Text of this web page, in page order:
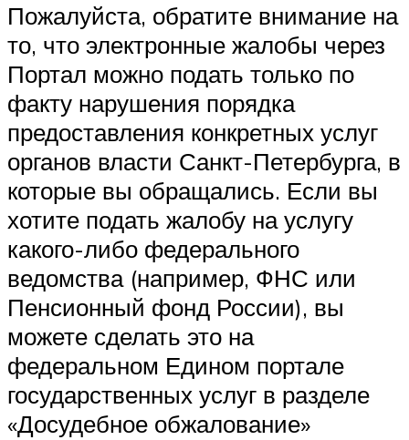
Пожалуйста, обратите внимание на
то, что электронные жалобы через
Портал можно подать только по
факту нарушения порядка
предоставления конкретных услуг
органов власти Санкт-Петербурга, в
которые вы обращались. Если вы
хотите подать жалобу на услугу
какого-либо федерального
ведомства (например, ФНС или
Пенсионный фонд России), вы
можете сделать это на
федеральном Едином портале
государственных услуг в разделе
«Досудебное обжалование»